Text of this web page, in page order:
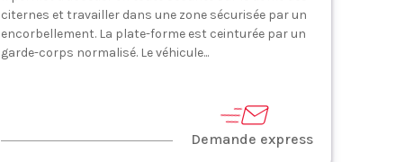
citernes et travailler dans une zone sécurisée par un
encorbellement. La plate-forme est ceinturée par un
garde-corps normalisé. Le véhicule...
Demande express